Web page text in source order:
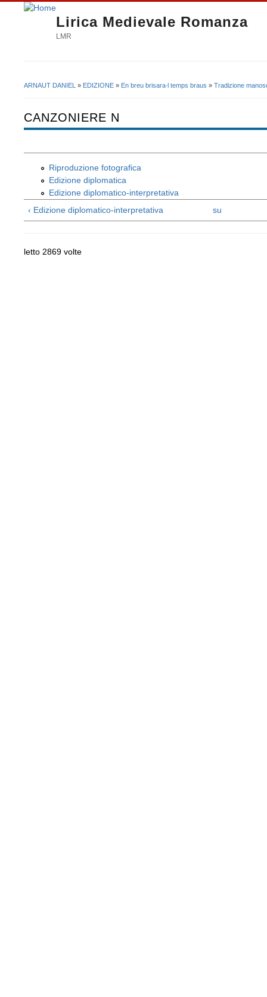
Lirica Medievale Romanza
LMR
ARNAUT DANIEL » EDIZIONE » En breu brisara∙l temps braus » Tradizione
CANZONIERE N
Riproduzione fotografica
Edizione diplomatica
Edizione diplomatico-interpretativa
‹ Edizione diplomatico-interpretativa
su
letto 2869 volte